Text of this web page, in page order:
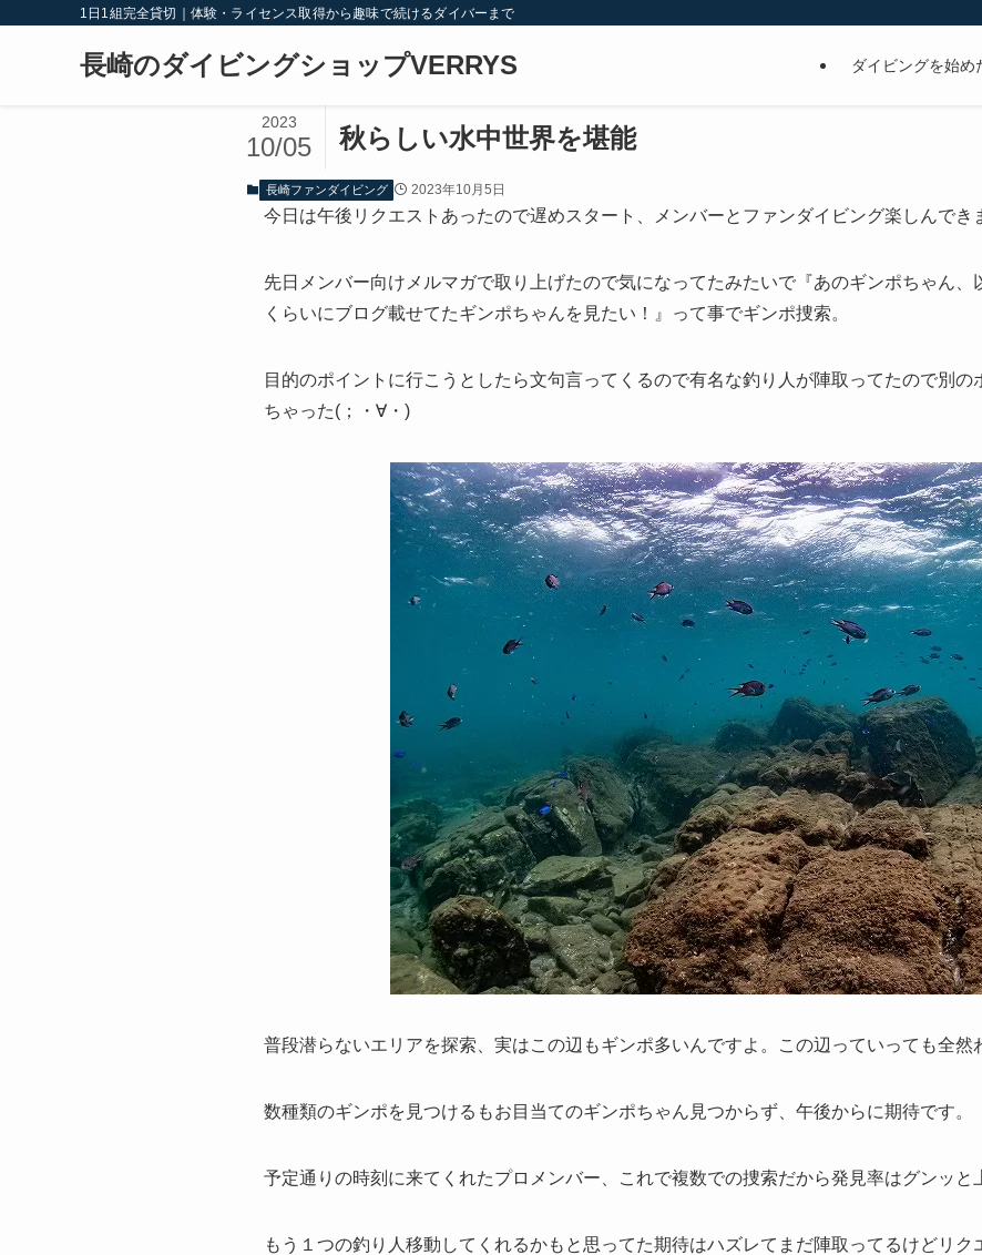
1日1組完全貸切｜体験・ライセンス取得から趣味で続けるダイバーまで
長崎のダイビングショップVERRYS ダイビングを始め
秋らしい水中世界を堪能
2023
10/05
長崎ファンダイビング 2023年10月5日
今日は午後リクエストあったので遅めスタート、メンバーとファンダイビング楽しんでき
先日メンバー向けメルマガで取り上げたので気になってたみたいで『あのギンポちゃん、
くらいにブログ載せてたギンポちゃんを見たい！』って事でギンポ捜索。
目的のポイントに行こうとしたら文句言ってくるので有名な釣り人が陣取ってたので別
ちゃった(；・∀・)
普段潜らないエリアを探索、実はこの辺もギンポ多いんですよ。この辺っていっても全然
数種類のギンポを見つけるもお目当てのギンポちゃん見つからず、午後からに期待です。
予定通りの時刻に来てくれたプロメンバー、これで複数での捜索だから発見率はグンッと
もう１つの釣り人移動してくれるかもと思ってた期待はハズレてまだ陣取ってるけどリ